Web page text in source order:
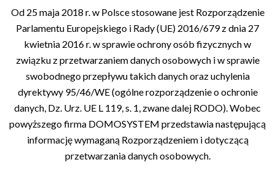
Od 25 maja 2018 r. w Polsce stosowane jest Rozporządzenie
Parlamentu Europejskiego i Rady (UE) 2016/679 z dnia 27
kwietnia 2016 r. w sprawie ochrony osób fizycznych w
związku z przetwarzaniem danych osobowych i w sprawie
swobodnego przepływu takich danych oraz uchylenia
dyrektywy 95/46/WE (ogólne rozporządzenie o ochronie
danych, Dz. Urz. UE L 119, s. 1, zwane dalej RODO). Wobec
powyższego firma DOMOSYSTEM przedstawia następującą
informację wymaganą Rozporządzeniem i dotyczącą
przetwarzania danych osobowych.